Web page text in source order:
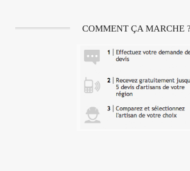
COMMENT ÇA MARCHE ?